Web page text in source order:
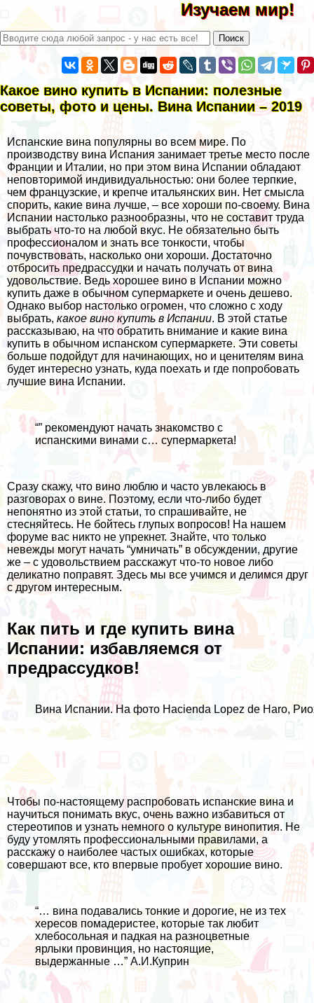
Изучаем мир!
Какое вино купить в Испании: полезные
советы, фото и цены. Вина Испании – 2019
Испанские вина популярны во всем мире. По
производству вина Испания занимает третье место после
Франции и Италии, но при этом вина Испании обладают
неповторимой индивидуальностью: они более терпкие,
чем французские, и крепче итальянских вин. Нет смысла
спорить, какие вина лучше, – все хороши по-своему. Вина
Испании настолько разнообразны, что не составит труда
выбрать что-то на любой вкус. Не обязательно быть
профессионалом и знать все тонкости, чтобы
почувствовать, насколько они хороши. Достаточно
отбросить предрассудки и начать получать от вина
удовольствие. Ведь хорошее вино в Испании можно
купить даже в обычном супермаркете и очень дешево.
Однако выбор настолько огромен, что сложно с ходу
выбрать, какое вино купить в Испании. В этой статье
рассказываю, на что обратить внимание и какие вина
купить в обычном испанском супермаркете. Эти советы
больше подойдут для начинающих, но и ценителям вина
будет интересно узнать, куда поехать и где попробовать
лучшие вина Испании.
“” рекомендуют начать знакомство с
испанскими винами с… супермаркета!
Сразу скажу, что вино люблю и часто увлекаюсь в
разговорах о вине. Поэтому, если что-либо будет
непонятно из этой статьи, то спрашивайте, не
стесняйтесь. Не бойтесь глупых вопросов! На нашем
форуме вас никто не упрекнет. Знайте, что только
невежды могут начать “умничать” в обсуждении, другие
же – с удовольствием расскажут что-то новое либо
деликатно поправят. Здесь мы все учимся и делимся друг
с другом интересным.
Как пить и где купить вина
Испании: избавляемся от
предрассудков!
Вина Испании. На фото Hacienda Lopez de Haro,
Чтобы по-настоящему распробовать испанские вина и
научиться понимать вкус, очень важно избавиться от
стереотипов и узнать немного о культуре винопития. Не
буду утомлять профессиональными правилами, а
расскажу о наиболее частых ошибках, которые
совершают все, кто впервые пробует хорошие вино.
“… вина подавались тонкие и дорогие, не из тех
хересов помадеристее, которые так любит
хлебосольная и падкая на разноцветные
ярлыки провинция, но настоящие,
выдержанные …” А.И.Куприн